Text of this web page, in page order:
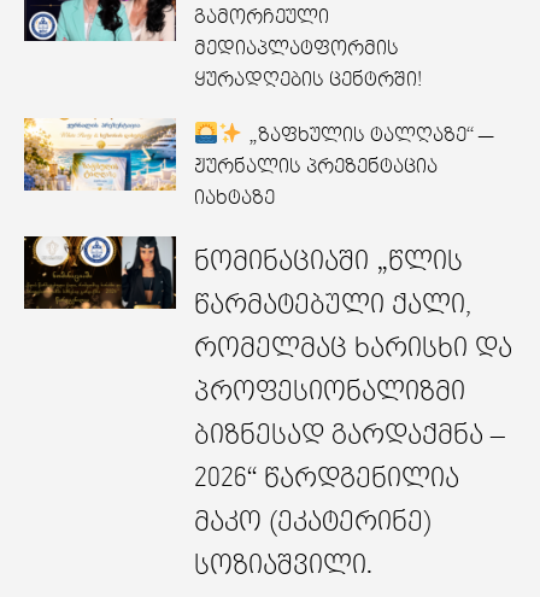
გამორჩეული
მედიაპლატფორმის
ყურადღების ცენტრში!
„ზაფხულის ტალღაზე“ —
ჟურნალის პრეზენტაცია
იახტაზე
ნომინაციაში „წლის
წარმატებული ქალი,
რომელმაც ხარისხი და
პროფესიონალიზმი
ბიზნესად გარდაქმნა –
2026“ წარდგენილია
მაკო (ეკატერინე)
სოზიაშვილი.